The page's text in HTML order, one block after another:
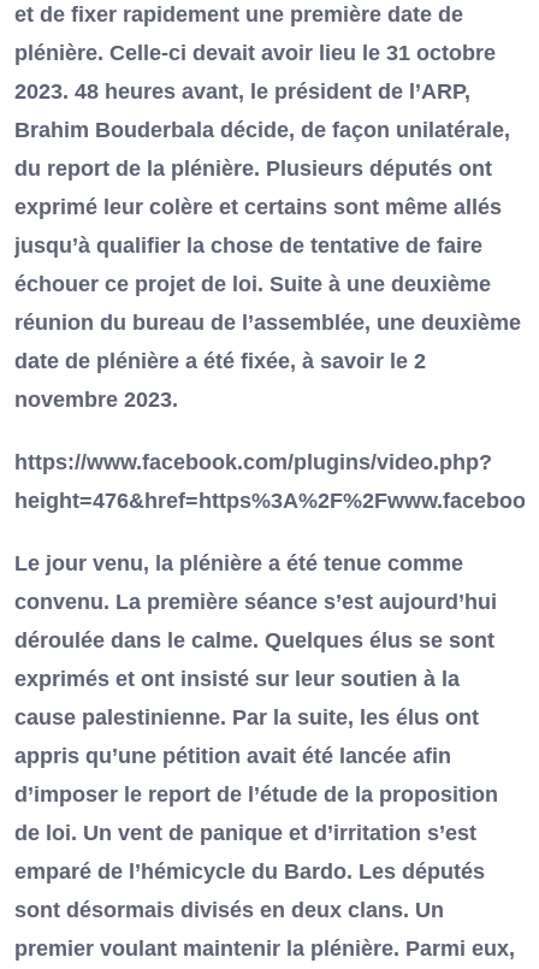
et de fixer rapidement une première date de
plénière. Celle-ci devait avoir lieu le 31 octobre
2023. 48 heures avant, le président de l’ARP,
Brahim Bouderbala décide, de façon unilatérale,
du report de la plénière. Plusieurs députés ont
exprimé leur colère et certains sont même allés
jusqu’à qualifier la chose de tentative de faire
échouer ce projet de loi. Suite à une deuxième
réunion du bureau de l’assemblée, une deuxième
date de plénière a été fixée, à savoir le 2
novembre 2023.
https://www.facebook.com/plugins/video.php?
Le jour venu, la plénière a été tenue comme
convenu. La première séance s’est aujourd’hui
déroulée dans le calme. Quelques élus se sont
exprimés et ont insisté sur leur soutien à la
cause palestinienne. Par la suite, les élus ont
appris qu’une pétition avait été lancée afin
d’imposer le report de l’étude de la proposition
de loi. Un vent de panique et d’irritation s’est
emparé de l’hémicycle du Bardo. Les députés
sont désormais divisés en deux clans. Un
premier voulant maintenir la plénière. Parmi eux,